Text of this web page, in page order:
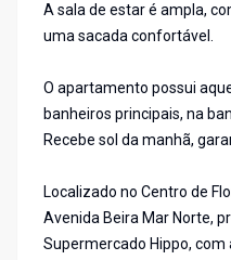
A sala de estar é ampla,
uma sacada confortável.
O apartamento possui
banheiros principais, na
Recebe sol da manhã,
Localizado no Centro de
Avenida Beira Mar Norte,
Supermercado Hippo, com